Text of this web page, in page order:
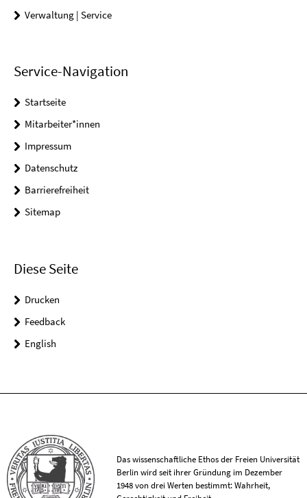
Verwaltung | Service
Service-Navigation
Startseite
Mitarbeiter*innen
Impressum
Datenschutz
Barrierefreiheit
Sitemap
Diese Seite
Drucken
Feedback
English
Das wissenschaftliche Ethos der Freien Universität
Berlin wird seit ihrer Gründung im Dezember
1948 von drei Werten bestimmt: Wahrheit,